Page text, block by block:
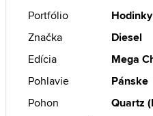
Portfólio
Hodinky
Značka
Diesel
Edícia
Mega
Pohlavie
Pánske
Pohon
Quartz